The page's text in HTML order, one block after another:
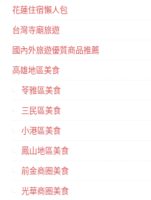
花蓮住宿懶人包
台灣寺廟旅遊
國內外旅遊優質商品推薦
高雄地區美食
苓雅區美食
三民區美食
小港區美食
鳳山地區美食
前金商圈美食
光華商圈美食